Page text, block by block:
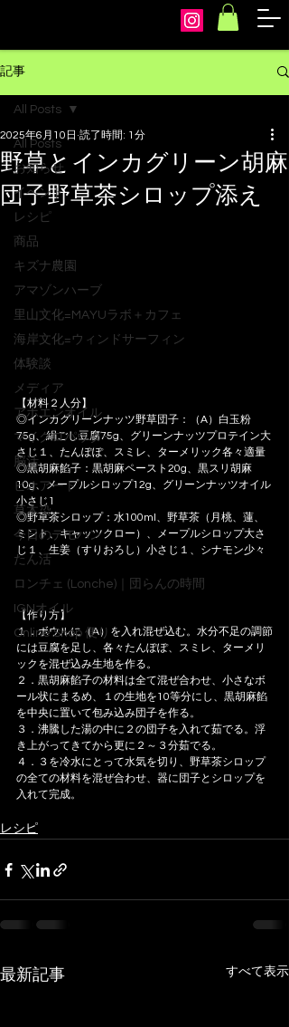
記事
All Posts
お知らせ
イベント
レシピ
商品
キズナ農園
アマゾンハーブ
里山文化=MAYUラボ＋カフェ
海岸文化=ウィンドサーフィン
体験談
メディア
アホエンオイル
マイクロパウダー
脳活
ビオアート
草木染
今日のデモハン
たん活
ロンチェ (Lonche)｜団らんの時間
IGNオイル
Online Shop 便り
All Posts
野草とインカグリーン胡麻
団子野草茶シロップ添え
2025年6月10日 読了時間: 1分
【材料２人分】
◎インカグリーンナッツ野草団子：（A）白玉粉
75g、絹ごし豆腐75g、グリーンナッツプロテイン大
さじ１、たんぽぽ、スミレ、ターメリック各々適量
◎黒胡麻餡子：黒胡麻ペースト20g、黒スリ胡麻
10g、メープルシロップ12g、グリーンナッツオイル
小さじ1
◎野草茶シロップ：水100ml、野草茶（月桃、蓮、
ミント、キャッツクロー）、メープルシロップ大さ
じ１、生姜（すりおろし）小さじ１、シナモン少々
【作り方】
１．ボウルに（A）を入れ混ぜ込む。水分不足の調節
には豆腐を足し、各々たんぽぽ、スミレ、ターメリ
ックを混ぜ込み生地を作る。
２．黒胡麻餡子の材料は全て混ぜ合わせ、小さなボ
ール状にまるめ、１の生地を10等分にし、黒胡麻餡
を中央に置いて包み込み団子を作る。
３．沸騰した湯の中に２の団子を入れて茹でる。浮
き上がってきてから更に２～３分茹でる。
４．３を冷水にとって水気を切り、野草茶シロップ
の全ての材料を混ぜ合わせ、器に団子とシロップを
入れて完成。
レシピ
最新記事 すべて表示